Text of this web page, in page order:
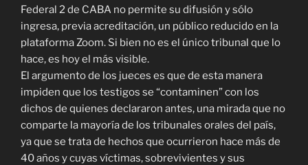
Federal 2 de CABA no permite su difusión y sólo
ingresa, previa acreditación, un público reducido en la
plataforma Zoom. Si bien no es el único tribunal que lo
hace, es hoy el más visible.
El argumento de los jueces es que de esta manera
impiden que los testigos se “contaminen” con los
dichos de quienes declararon antes, una mirada que no
comparte la mayoría de los tribunales orales del país,
ya que se trata de hechos que ocurrieron hace más de
40 años y cuyas víctimas, sobrevivientes y sus